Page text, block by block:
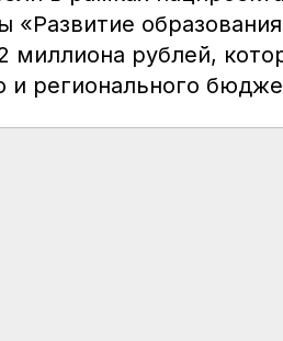
«Развитие
миллиона рублей,
и регионального